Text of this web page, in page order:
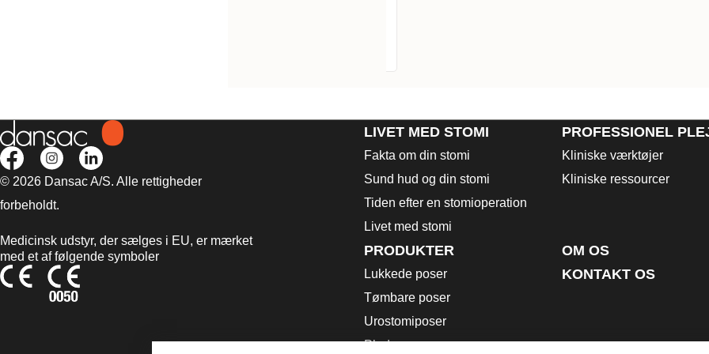
© 2026 Dansac A/S. Alle rettigheder
forbeholdt.
Medicinsk udstyr, der sælges i EU, er mærket
med et af følgende symboler
LIVET MED STOMI
Fakta om din stomi
Sund hud og din stomi
Tiden efter en stomioperation
Livet med stomi
PROFESSIONEL
Kliniske værktøjer
Kliniske ressourcer
PRODUKTER
Lukkede poser
Tømbare poser
Urostomiposer
Plader
OM OS
KONTAKT OS